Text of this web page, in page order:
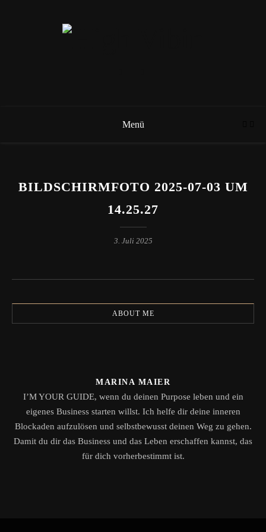
Menü
BILDSCHIRMFOTO 2025-07-03 UM
14.25.27
3. Juli 2025
ABOUT ME
MARINA MAIER
I’M YOUR GUIDE, wenn du deinen Purpose leben und ein
eigenes Business starten willst. Ich helfe dir deine inneren
Blockaden aufzulösen und selbstbewusst deinen Weg zu gehen.
Damit du dir das Business und das Leben erschaffen kannst, das
für dich vorherbestimmt ist.